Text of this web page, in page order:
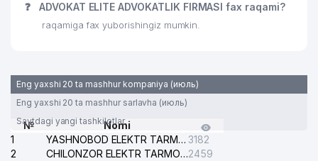
❓ ADVOKAT ELITE ADVOKATLIK FIRMASI fax raqami?
raqamiga fax yuborishingiz mumkin.
Eng yaxshi 20 ta mashhur kompaniya (июль)
Eng yaxshi 20 ta mashhur sarlavha (июль)
Saytdagi yangi tashkilotlar
№
Nomi
1
YASHNOBOD ELEKTR TARMOG'I NOSOZLIKLARI XIZMATI 3182
2
CHILONZOR ELEKTR TARMOG'I NOSOZLIK XIZMATI2459